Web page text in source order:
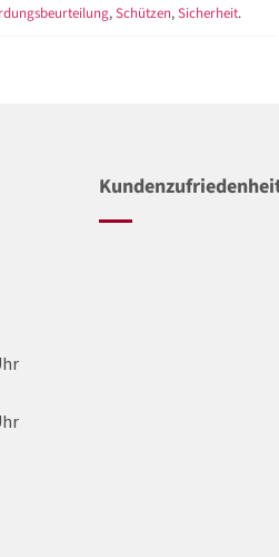
,Schützen,Sicherheit.